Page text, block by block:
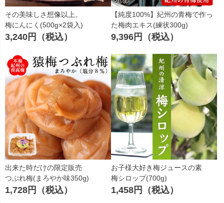
その美味しさ想像以上。
梅にんにく(500g×2袋入)
3,240円（税込）
【純度100%】紀州の青梅で作っ
た梅肉エキス(練状300g)
9,396円（税込）
出来た時だけの限定販売
つぶれ梅(まろやか味350g)
1,728円（税込）
お子様大好き梅ジュースの素
梅シロップ(700g)
1,458円（税込）